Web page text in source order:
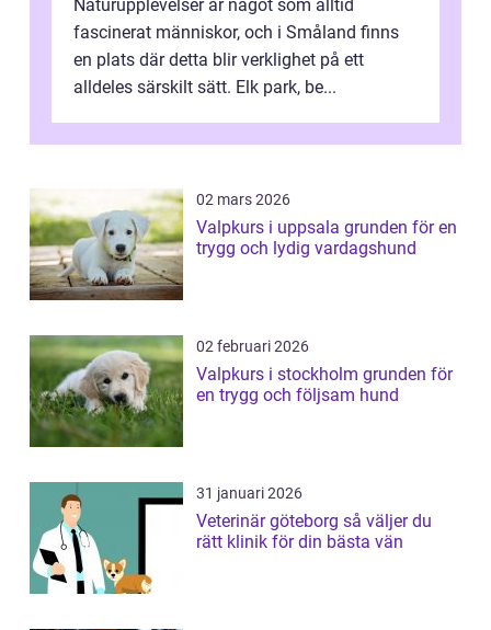
Naturupplevelser är något som alltid
fascinerat människor, och i Småland finns
en plats där detta blir verklighet på ett
alldeles särskilt sätt. Elk park, be...
02 mars 2026
Valpkurs i uppsala grunden för en
trygg och lydig vardagshund
02 februari 2026
Valpkurs i stockholm grunden för
en trygg och följsam hund
31 januari 2026
Veterinär göteborg så väljer du
rätt klinik för din bästa vän